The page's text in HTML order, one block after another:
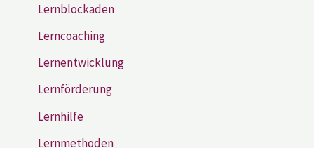
Lernblockaden
Lerncoaching
Lernentwicklung
Lernförderung
Lernhilfe
Lernmethoden